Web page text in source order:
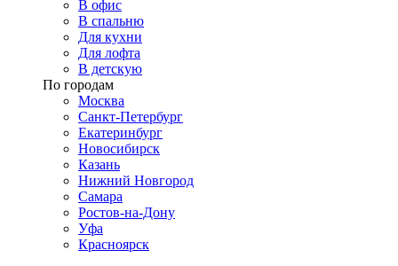
В офис
В спальню
Для кухни
Для лофта
В детскую
По городам
Москва
Санкт-Петербург
Екатеринбург
Новосибирск
Казань
Нижний Новгород
Самара
Ростов-на-Дону
Уфа
Красноярск